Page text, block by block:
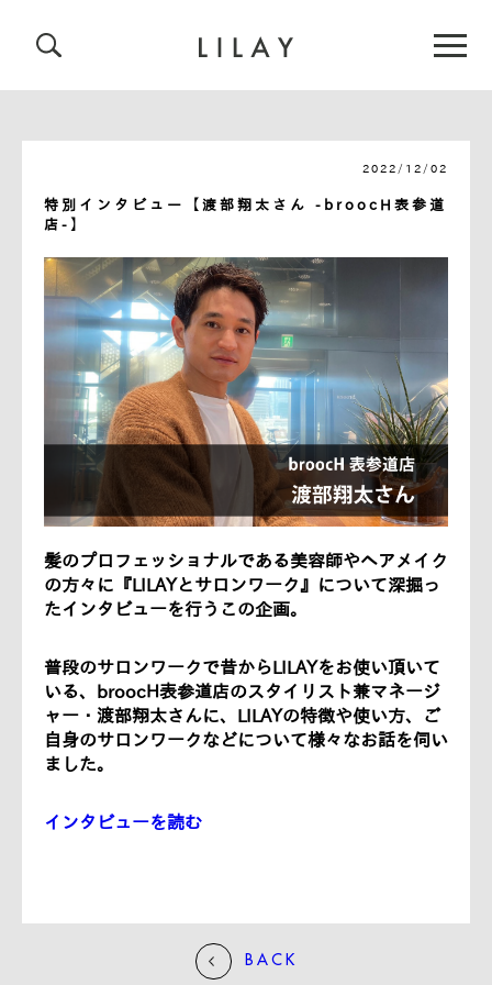
2022/12/02
特別インタビュー【渡部翔太さん -broocH表参道
店-】
髪のプロフェッショナルである美容師やヘアメイク
の方々に『LILAYとサロンワーク』について深掘っ
たインタビューを行うこの企画。
普段のサロンワークで昔からLILAYをお使い頂いて
いる、broocH表参道店のスタイリスト兼マネージ
ャー・渡部翔太さんに、LILAYの特徴や使い方、ご
自身のサロンワークなどについて様々なお話を伺い
ました。
インタビューを読む
BACK